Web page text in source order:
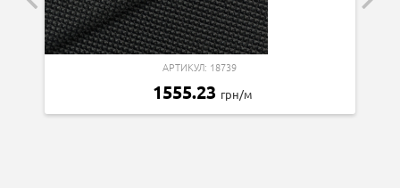
АРТИКУЛ: 18739
1555.23 грн/м